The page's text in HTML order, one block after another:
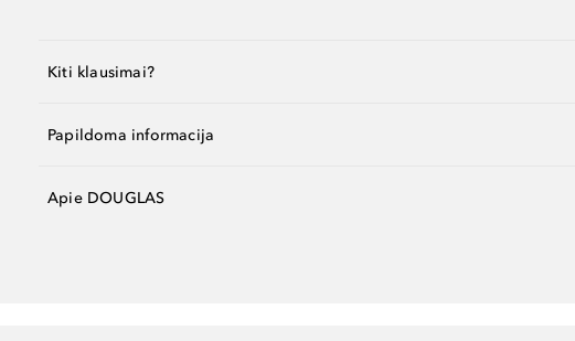
Kiti klausimai?
Papildoma informacija
Apie DOUGLAS